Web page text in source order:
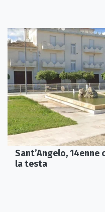
Sant’Angelo,
la testa